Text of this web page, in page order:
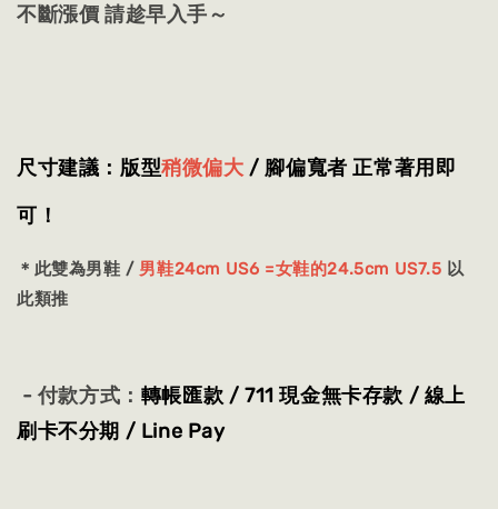
不斷漲價 請趁早入手～
尺寸建議：版型稍微偏大 / 腳偏寬者 正常著用即
可 ！
＊此雙為男鞋 / 男鞋24cm US6 =女鞋的24.5cm US7.5 以
此類推
- 付款方式： 轉帳匯款 / 711 現金無卡存款 / 線上
刷卡不分期 / Line Pay